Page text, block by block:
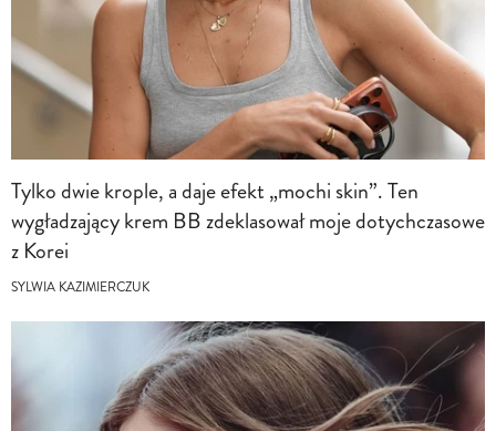
Tylko dwie krople, a daje efekt „mochi skin”. Ten
wygładzający krem BB zdeklasował moje dotychczasowe
z Korei
SYLWIA KAZIMIERCZUK